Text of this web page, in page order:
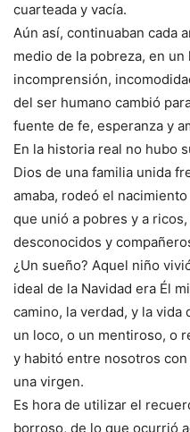
cuarteada y vacía.
Aún así, continuaban cada
medio de la pobreza, en
incomprensión,
del ser humano cambió
fuente de fe, esperanza y
En la historia real no hubo
Dios de una familia unida
amaba, rodeó el
que unió a pobres y a
desconocidos y
¿Un sueño? Aquel niño
ideal de la Navidad era Él
camino, la verdad, y la vida
un loco, o un mentiroso, o
y habitó entre nosotros
una virgen.
Es hora de utilizar el
borroso, de lo que ocurrió